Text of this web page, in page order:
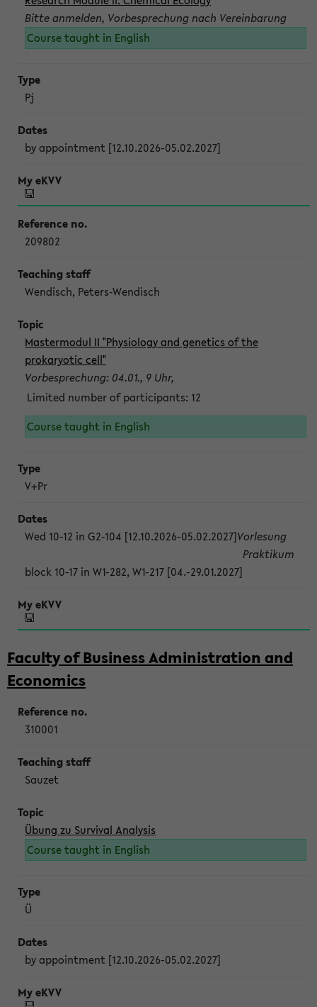
Bitte anmelden, Vorbesprechung nach Vereinbarung
Course taught in English
Pj
by appointment [12.10.2026-05.02.2027]
209802
Wendisch, Peters-Wendisch
Mastermodul II "Physiology and genetics of the
prokaryotic cell"
Vorbesprechung: 04.01., 9 Uhr,
Limited number of participants: 12
Course taught in English
V+Pr
Wed 10-12 in G2-104 [12.10.2026-05.02.2027]Vorlesung
block 10-17 in W1-282, W1-217 [04.-29.01.2027]
Praktikum
Faculty of Business Administration and
Economics
310001
Sauzet
Übung zu Survival Analysis
Course taught in English
Ü
by appointment [12.10.2026-05.02.2027]